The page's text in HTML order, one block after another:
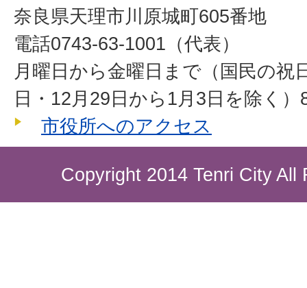
奈良県天理市川原城町605番地
電話0743-63-1001（代表）
月曜日から金曜日まで（国民の祝
日・12月29日から1月3日を除く
市役所へのアクセス
Copyright 2014 Tenri City All